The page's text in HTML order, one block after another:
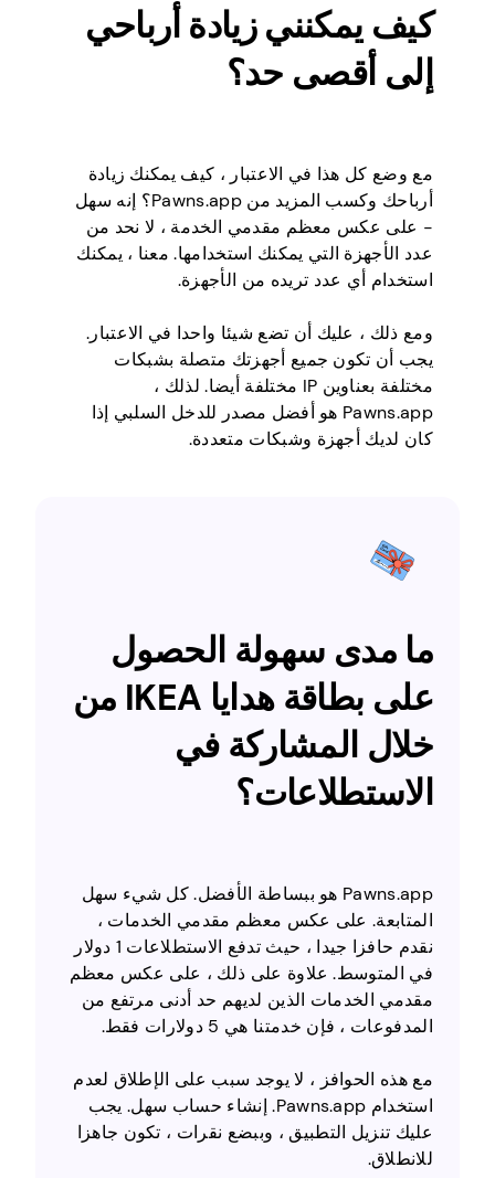
كيف يمكنني زيادة أرباحي
إلى أقصى حد؟
مع وضع كل هذا في الاعتبار ، كيف يمكنك زيادة
أرباحك وكسب المزيد من Pawns.app؟ إنه سهل
- على عكس معظم مقدمي الخدمة ، لا نحد من
عدد الأجهزة التي يمكنك استخدامها. معنا ، يمكنك
استخدام أي عدد تريده من الأجهزة.
ومع ذلك ، عليك أن تضع شيئا واحدا في الاعتبار.
يجب أن تكون جميع أجهزتك متصلة بشبكات
مختلفة بعناوين IP مختلفة أيضا. لذلك ،
Pawns.app هو أفضل مصدر للدخل السلبي إذا
كان لديك أجهزة وشبكات متعددة.
ما مدى سهولة الحصول
على بطاقة هدايا IKEA من
خلال المشاركة في
الاستطلاعات؟
Pawns.app هو ببساطة الأفضل. كل شيء سهل
المتابعة. على عكس معظم مقدمي الخدمات ،
نقدم حافزا جيدا ، حيث تدفع الاستطلاعات 1 دولار
في المتوسط. علاوة على ذلك ، على عكس معظم
مقدمي الخدمات الذين لديهم حد أدنى مرتفع من
المدفوعات ، فإن خدمتنا هي 5 دولارات فقط.
مع هذه الحوافز ، لا يوجد سبب على الإطلاق لعدم
استخدام Pawns.app. إنشاء حساب سهل. يجب
عليك تنزيل التطبيق ، وببضع نقرات ، تكون جاهزا
للانطلاق.